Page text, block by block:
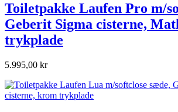
Toiletpakke Laufen Pro m/
Geberit Sigma cisterne,
trykplade
5.995,00 kr